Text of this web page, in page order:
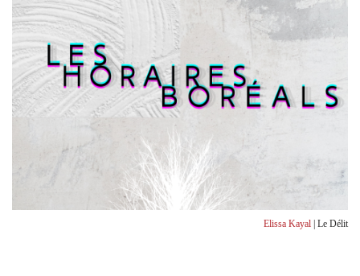
Elissa Kayal | Le Délit